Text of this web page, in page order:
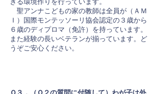
聖アンナこどもの家の教師は全員が（ＡＭ
Ｉ）国際モンテッソーリ協会認定の３歳から
６歳のディプロマ（免許）を持っています。
また経験の長いベテランが揃っています。ど
うぞご安心ください。